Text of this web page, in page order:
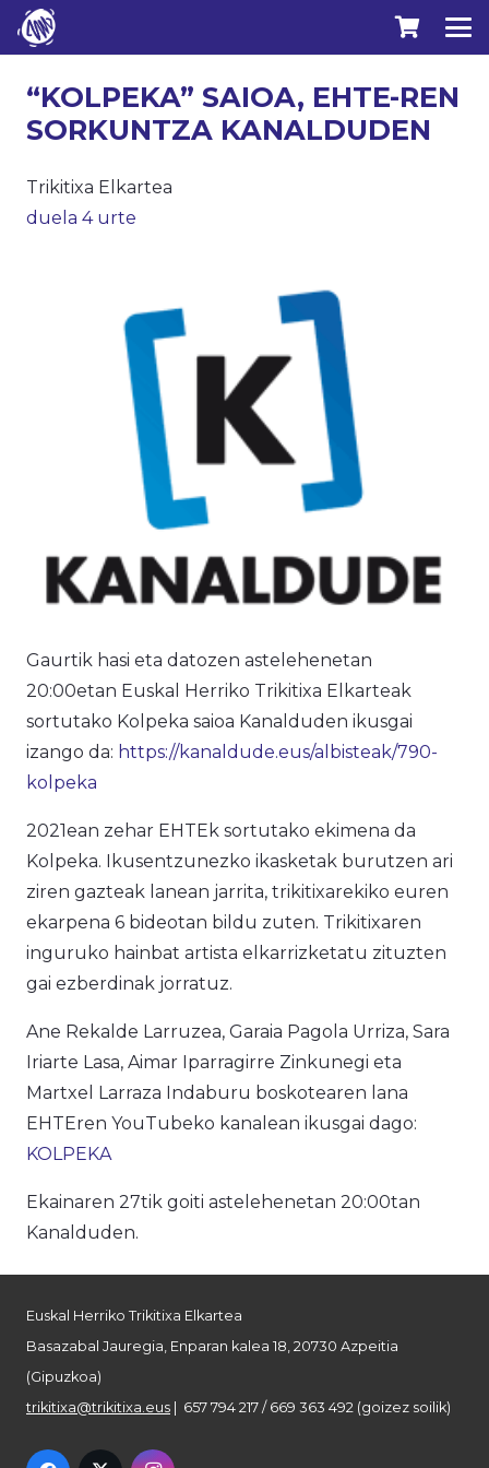
“KOLPEKA” SAIOA, EHTE-REN
SORKUNTZA KANALDUDEN
Trikitixa Elkartea
duela 4 urte
Gaurtik hasi eta datozen astelehenetan
20:00etan Euskal Herriko Trikitixa Elkarteak
sortutako Kolpeka saioa Kanalduden ikusgai
izango da: https://kanaldude.eus/albisteak/790-
kolpeka
2021ean zehar EHTEk sortutako ekimena da
Kolpeka. Ikusentzunezko ikasketak burutzen ari
ziren gazteak lanean jarrita, trikitixarekiko euren
ekarpena 6 bideotan bildu zuten. Trikitixaren
inguruko hainbat artista elkarrizketatu zituzten
gai ezberdinak jorratuz.
Ane Rekalde Larruzea, Garaia Pagola Urriza, Sara
Iriarte Lasa, Aimar Iparragirre Zinkunegi eta
Martxel Larraza Indaburu boskotearen lana
EHTEren YouTubeko kanalean ikusgai dago:
KOLPEKA
Ekainaren 27tik goiti astelehenetan 20:00tan
Kanalduden.
Euskal Herriko Trikitixa Elkartea
Basazabal Jauregia, Enparan kalea 18, 20730 Azpeitia
(Gipuzkoa)
trikitixa@trikitixa.eus | 657 794 217 / 669 363 492 (goizez soilik)